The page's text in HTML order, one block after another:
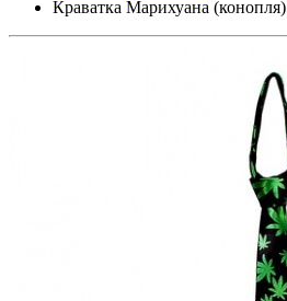
Краватка Марихуана (конопля)